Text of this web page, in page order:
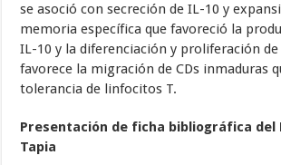
se asoció con secreción de IL-10 y
memoria específica que favoreció la
IL-10 y la diferenciación y proliferación
favorece la migración de CDs inmaduras
tolerancia de linfocitos T.
Presentación de ficha bibliográfica del
Tapia